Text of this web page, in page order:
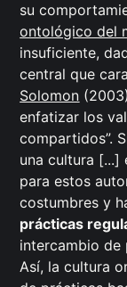
su
ontológico del
insuficiente,
central que
Solomon
enfatizar los
compartidos”.
una cultura [...]
para estos
costumbres y
prácticas
intercambio de
Así, la cultura